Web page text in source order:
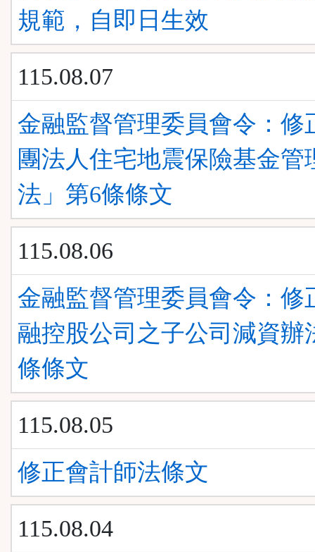
規範，自即日生效
115.08.07
金融監督管理委員會令：修
團法人住宅地震保險基金管
法」第6條條文
115.08.06
金融監督管理委員會令：修
融控股公司之子公司減資辦
條條文
115.08.05
修正會計師法條文
115.08.04